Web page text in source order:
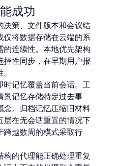
成功
决策、文件版本和会议结
仅将数据存储在云端的系
连续性。本地优先架构
择性同步，在早期用户报
时记忆覆盖当前会话。工
景记忆存储特定过去事
念。归档记忆压缩旧材料
层在无会话重置的情况下
跨越数周的模式采取行
构的代理能正确处理重复